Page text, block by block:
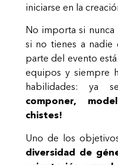
iniciarse en la
No importa si
si no tienes a nadie
parte del evento
equipos y siempre
habilidades: ya
componer,
chistes!
Uno de los
diversidad de